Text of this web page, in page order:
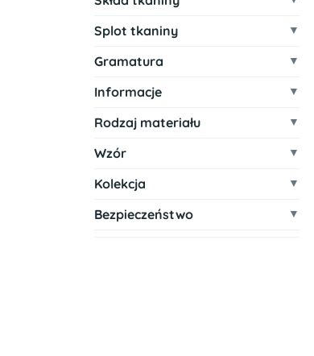
Splot tkaniny
Gramatura
Informacje
Rodzaj materiału
Wzór
Kolekcja
Bezpieczeństwo